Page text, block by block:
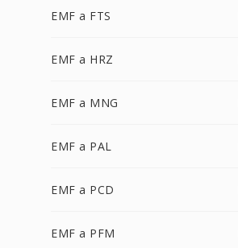
EMF a FTS
EMF a HRZ
EMF a MNG
EMF a PAL
EMF a PCD
EMF a PFM